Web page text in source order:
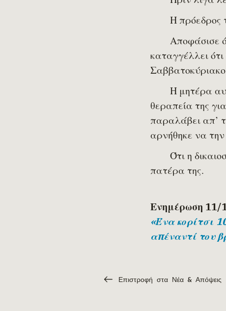
Η πρόεδρος
Αποφάσισε
καταγγέλλει
Η μητέρα
θεραπεία της
παραλάβει απ’
αρνήθηκε να
Ότι η
πατέρα της.
Ενημέρωση 11/
«Ένα κορίτσι
απέναντί του
Επιστροφή στα Νέα & Απόψεις